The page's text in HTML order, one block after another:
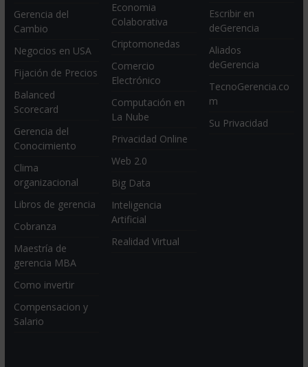
Gerencia del
Cambio
Negocios en USA
Fijación de Precios
Balanced
Scorecard
Gerencia del
Conocimiento
Clima
organizacional
Libros de gerencia
Cobranza
Maestría de
gerencia MBA
Como invertir
Compensacion y
Salario
Economia
Colaborativa
Criptomonedas
Comercio
Electrónico
Computación en
La Nube
Privacidad Online
Web 2.0
Big Data
Inteligencia
Artificial
Realidad Virtual
Escribir en
deGerencia
Aliados
deGerencia
TecnoGerencia.co
m
Su Privacidad